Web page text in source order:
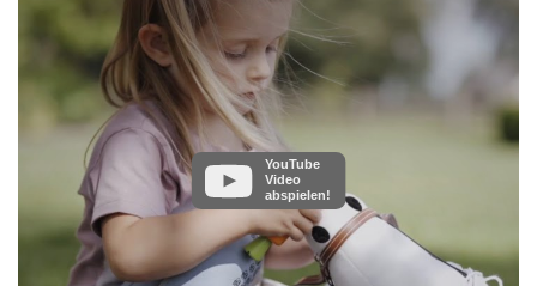
YouTube
Video
abspielen!